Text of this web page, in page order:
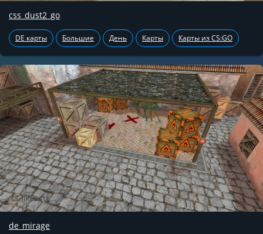
css_dust2_go
DE карты Большие День Карты Карты из CS:GO
de_mirage